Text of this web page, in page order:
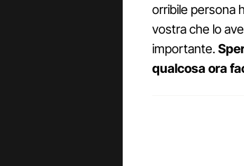
orribile persona
vostra che lo
importante.
qualcosa ora